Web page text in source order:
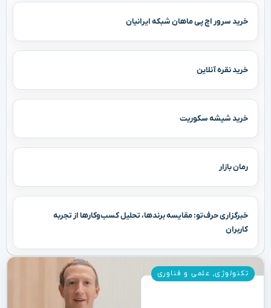
خرید سرور اچ پی ماهان شبکه ایرانیان
خرید نقره آنلاین
خرید شیشه سکوریت
رمان بازار
خبرگزاری حرف‌تو: مقایسه برندها، تحلیل کسب‌وکارها از تجربه
کاربران
تکنولوژی, علمی و فناوری